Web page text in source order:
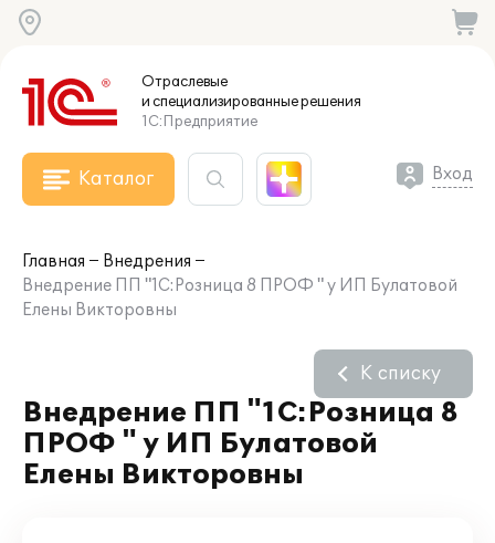
Отраслевые
и специализированныерешения
1С:Предприятие
Каталог Вход
Главная
Внедрения
Внедрение ПП "1С:Розница 8 ПРОФ " у ИП Булатовой
Елены Викторовны
Внедрение ПП "1С:Розница 8
ПРОФ " у ИП Булатовой
Елены Викторовны
К списку